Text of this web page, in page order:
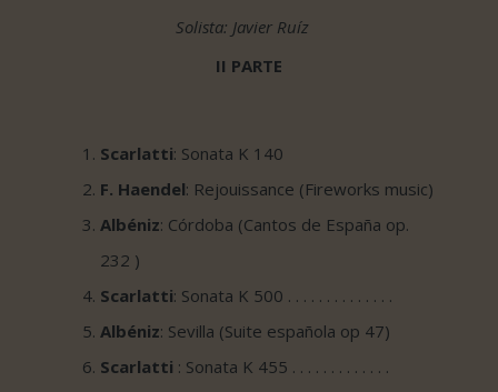
Solista: Javier Ruíz
II PARTE
Scarlatti: Sonata K 140
F. Haendel: Rejouissance (Fireworks music)
Albéniz: Córdoba (Cantos de España op.
232 )
Scarlatti: Sonata K 500 . . . . . . . . . . . . . .
Albéniz: Sevilla (Suite española op 47)
Scarlatti : Sonata K 455 . . . . . . . . . . . . .